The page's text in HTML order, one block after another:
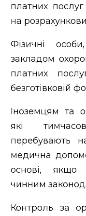
платних
на
Фізичні
закладом
платних
безготівковій
Іноземцям та
які
перебувають
медична
основі,
чинним
Контроль за